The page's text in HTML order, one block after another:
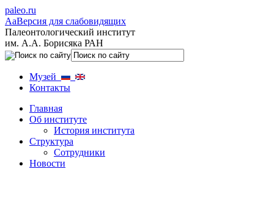
paleo.ru
AaВерсия для слабовидящих
Палеонтологический институт
им. А.А. Борисяка РАН
Музей
Контакты
Главная
Об институте
История института
Структура
Сотрудники
Новости